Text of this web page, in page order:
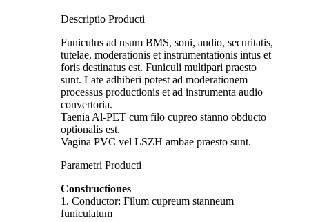
Descriptio Producti
Funiculus ad usum BMS, soni, audio, securitatis,
tutelae, moderationis et instrumentationis intus et
foris destinatus est. Funiculi multipari praesto
sunt. Late adhiberi potest ad moderationem
processus productionis et ad instrumenta audio
convertoria.
Taenia Al-PET cum filo cupreo stanno obducto
optionalis est.
Vagina PVC vel LSZH ambae praesto sunt.
Parametri Producti
Constructiones
1. Conductor: Filum cupreum stanneum
funiculatum